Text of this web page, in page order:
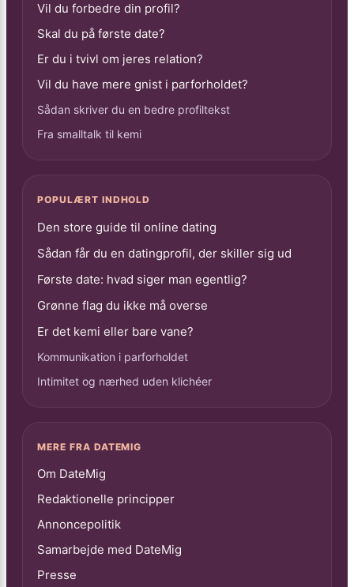
Vil du forbedre din profil?
Skal du på første date?
Er du i tvivl om jeres relation?
Vil du have mere gnist i parforholdet?
Sådan skriver du en bedre profiltekst
Fra smalltalk til kemi
POPULÆRT INDHOLD
Den store guide til online dating
Sådan får du en datingprofil, der skiller sig ud
Første date: hvad siger man egentlig?
Grønne flag du ikke må overse
Er det kemi eller bare vane?
Kommunikation i parforholdet
Intimitet og nærhed uden klichéer
MERE FRA DATEMIG
Om DateMig
Redaktionelle principper
Annoncepolitik
Samarbejde med DateMig
Presse